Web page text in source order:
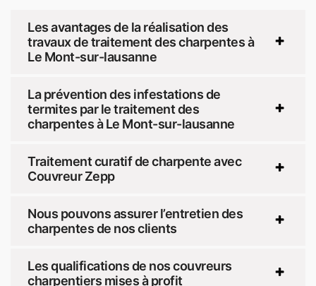
Les avantages de la réalisation des
travaux de traitement des charpentes à
Le Mont-sur-lausanne
La prévention des infestations de
termites par le traitement des
charpentes à Le Mont-sur-lausanne
Traitement curatif de charpente avec
Couvreur Zepp
Nous pouvons assurer l’entretien des
charpentes de nos clients
Les qualifications de nos couvreurs
charpentiers mises à profit